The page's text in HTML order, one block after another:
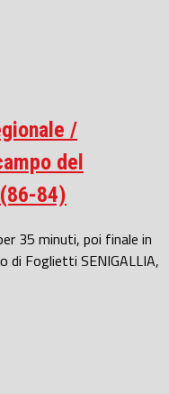
/
del
84)
35 minuti, poi finale in
di Foglietti SENIGALLIA,